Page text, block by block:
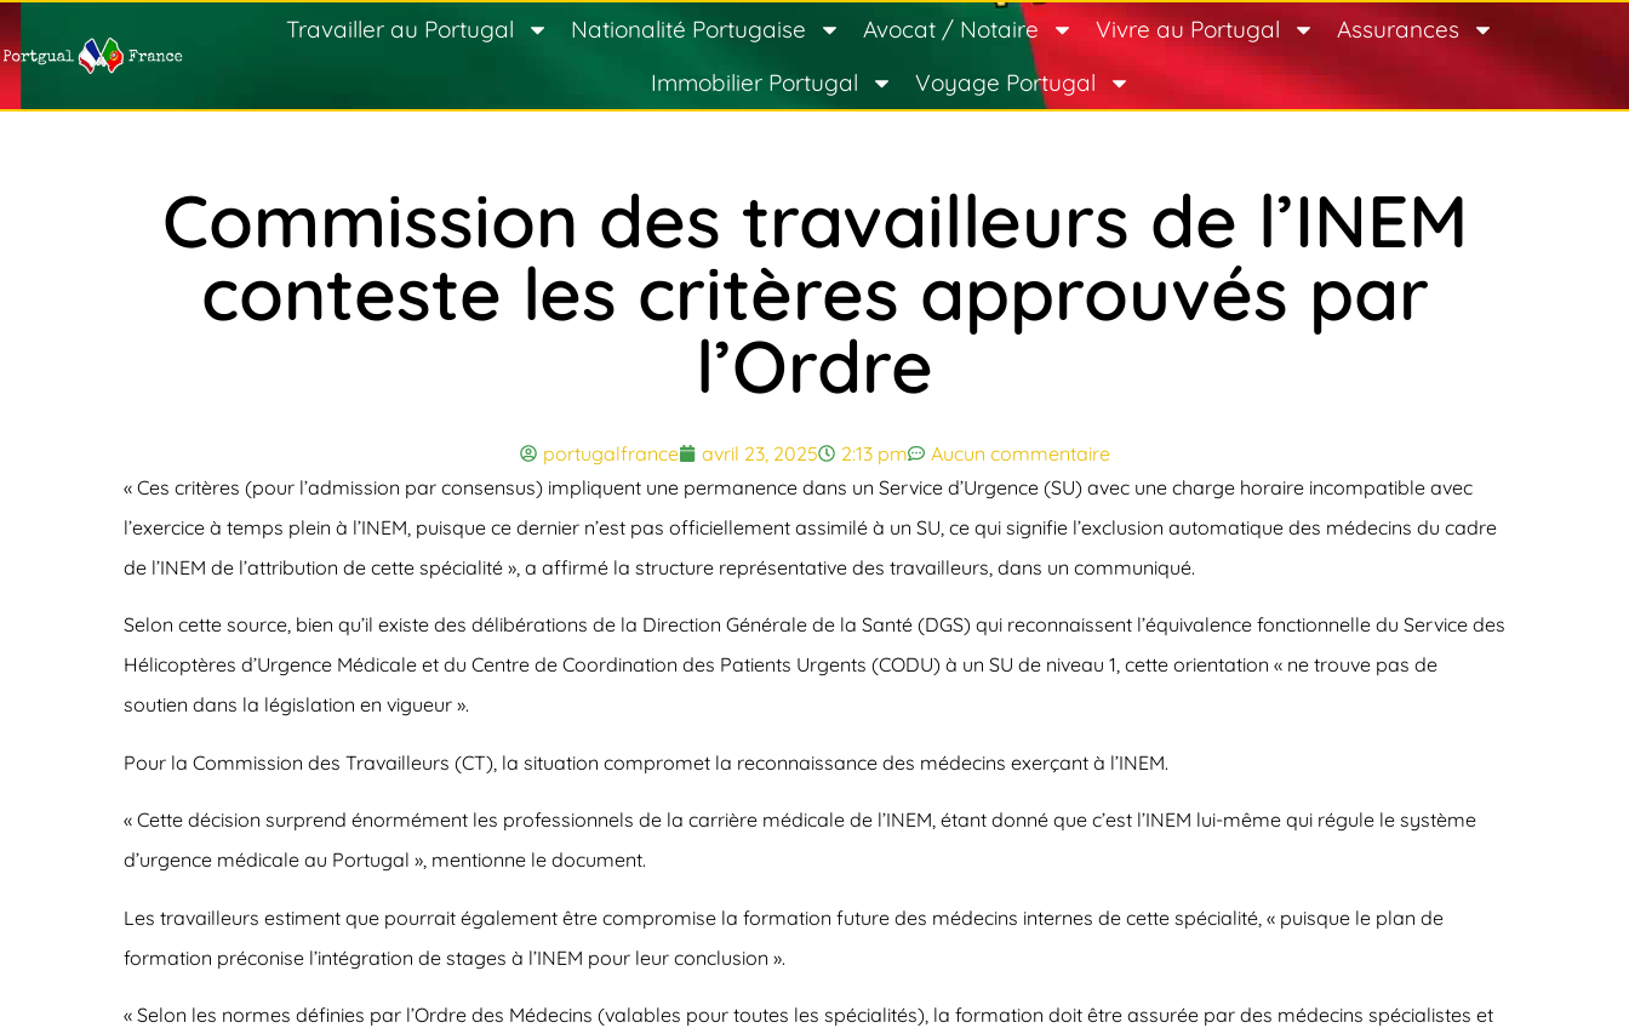
Travailler au Portugal Nationalité Portugaise Avocat / Notaire Vivre au Portugal
Assurances
Immobilier Portugal
Voyage Portugal
Commission des travailleurs de l’INEM
conteste les critères approuvés par
l’Ordre
portugalfrance avril 23, 2025 2:13 pm
Aucun commentaire
« Ces critères (pour l’admission par consensus) impliquent une permanence dans un Service d’Urgence (SU) avec une charge horaire incompatible avec
l’exercice à temps plein à l’INEM, puisque ce dernier n’est pas officiellement assimilé à un SU, ce qui signifie l’exclusion automatique des médecins du cadre
de l’INEM de l’attribution de cette spécialité », a affirmé la structure représentative des travailleurs, dans un communiqué.
Selon cette source, bien qu’il existe des délibérations de la Direction Générale de la Santé (DGS) qui reconnaissent l’équivalence fonctionnelle du Service des
Hélicoptères d’Urgence Médicale et du Centre de Coordination des Patients Urgents (CODU) à un SU de niveau 1, cette orientation « ne trouve pas de
soutien dans la législation en vigueur ».
Pour la Commission des Travailleurs (CT), la situation compromet la reconnaissance des médecins exerçant à l’INEM.
« Cette décision surprend énormément les professionnels de la carrière médicale de l’INEM, étant donné que c’est l’INEM lui-même qui régule le système
d’urgence médicale au Portugal », mentionne le document.
Les travailleurs estiment que pourrait également être compromise la formation future des médecins internes de cette spécialité, « puisque le plan de
formation préconise l’intégration de stages à l’INEM pour leur conclusion ».
« Selon les normes définies par l’Ordre des Médecins (valables pour toutes les spécialités), la formation doit être assurée par des médecins spécialistes et